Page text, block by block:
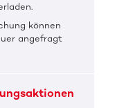
können
angefragt